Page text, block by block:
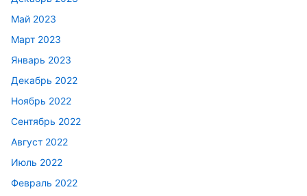
Май 2023
Март 2023
Январь 2023
Декабрь 2022
Ноябрь 2022
Сентябрь 2022
Август 2022
Июль 2022
Февраль 2022